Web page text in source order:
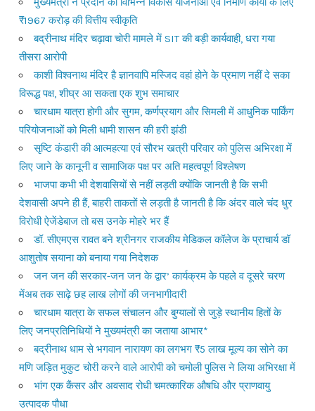
₹1967 करोड़ की वित्तीय स्वीकृति
बद्रीनाथ मंदिर चढ़ावा चोरी मामले में SIT की बड़ी कार्यवाही, धरा गया
तीसरा आरोपी
काशी विश्वनाथ मंदिर है ज्ञानवापि मस्जिद वहां होने के प्रमाण नहीं दे सका
विरूद्ध पक्ष, शीघ्र आ सकता एक शुभ समाचार
चारधाम यात्रा होगी और सुगम, कर्णप्रयाग और सिमली में आधुनिक पार्किंग
परियोजनाओं को मिली धामी शासन की हरी झंडी
सृष्टि कंडारी की आत्महत्या एवं सौरभ खत्री परिवार को पुलिस अभिरक्षा में
लिए जाने के कानूनी व सामाजिक पक्ष पर अति महत्वपूर्ण विश्लेषण
भाजपा कभी भी देशवासियों से नहीं लड़ती क्योंकि जानती है कि सभी
देशवासी अपने ही हैं, बाहरी ताकतों से लड़ती है जानती है कि अंदर वाले चंद धुर
विरोधी ऐजेंडेबाज तो बस उनके मोहरे भर हैं
डॉ. सीएमएस रावत बने श्रीनगर राजकीय मेडिकल कॉलेज के प्राचार्य डॉ
आशुतोष सयाना को बनाया गया निदेशक
जन जन की सरकार-जन जन के द्वार’ कार्यक्रम के पहले व दूसरे चरण
मेंअब तक साढ़े छह लाख लोगों की जनभागीदारी
चारधाम यात्रा के सफल संचालन और बुग्यालों से जुड़े स्थानीय हितों के
लिए जनप्रतिनिधियों ने मुख्यमंत्री का जताया आभार*
बद्रीनाथ धाम से भगवान नारायण का लगभग ₹5 लाख मूल्य का सोने का
मणि जड़ित मुकुट चोरी करने वाले आरोपी को चमोली पुलिस ने लिया अभिरक्षा में
भांग एक कैंसर और अवसाद रोधी चमत्कारिक औषधि और प्राणवायु
उत्पादक पौधा